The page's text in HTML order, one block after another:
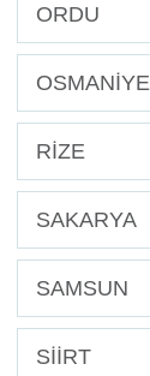
ORDU
OSMANİYE
RİZE
SAKARYA
SAMSUN
SİİRT